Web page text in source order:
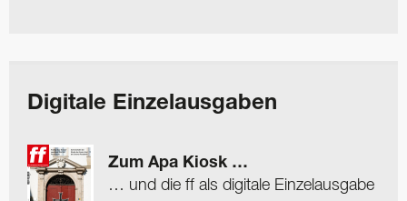
Digitale Einzelausgaben
Zum Apa Kiosk …
… und die ff als digitale Einzelausgabe